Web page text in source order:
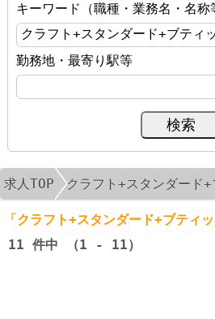
キーワード（職種・業務名・名称
勤務地・最寄り駅等
求人TOP クラフト+スタンダード+
「クラフト+スタンダード+ブティ
11 件中 （1 - 11）